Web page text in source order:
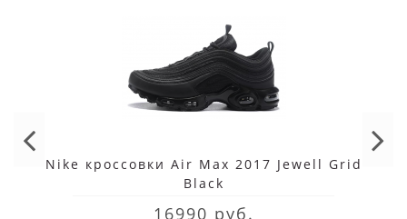
Nike кроссовки Air Max 2017 Jewell Grid
Black
16990 руб.